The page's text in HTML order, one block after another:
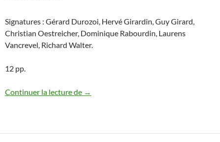
Signatures : Gérard Durozoi, Hervé Girardin, Guy Girard,
Christian Oestreicher, Dominique Rabourdin, Laurens
Vancrevel, Richard Walter.
12 pp.
Continuer la lecture de N° 123, janvier – février 2016
→